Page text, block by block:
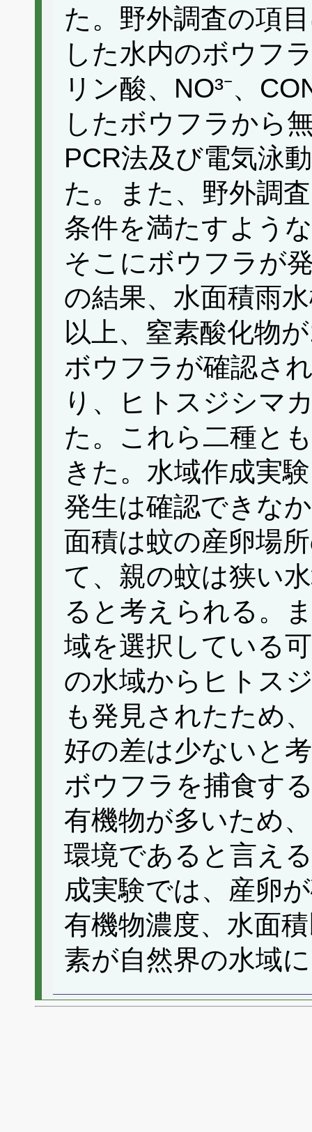
た。野外調査の項
した水内のボウフ
リン酸、NO³⁻、
したボウフラから
PCR法及び電気泳
た。また、野外調
条件を満たすよう
そこにボウフラが
の結果、水面積雨
以上、窒素酸化物
ボウフラが確認さ
り、ヒトスジシマ
た。これら二種と
きた。水域作成実
発生は確認できな
面積は蚊の産卵場
て、親の蚊は狭い
ると考えられる。
域を選択している
の水域からヒトス
も発見されたため
好の差は少ないと
ボウフラを捕食す
有機物が多いため
環境であると言え
成実験では、産卵
有機物濃度、水面
素が自然界の水域